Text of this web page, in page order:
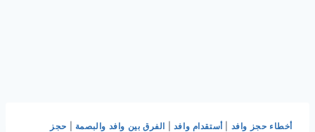
أخطاء حجز وافد أستقدام وافد الفرق بين وافد والبصمة
حجز